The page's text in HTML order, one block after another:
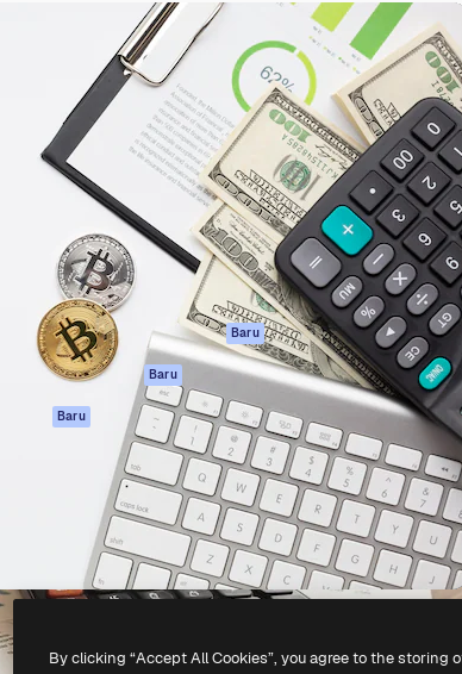
Produk
Spaces
Asisten AI
Generator gambar
Generator video AI
Generator suara AI
Konten stok
MCP untuk
Claude/ChatGPT
Baru
Baru
Aplikasi seluler
Mulai
Academy
Dokumentasi
Dukungan
Ketentuan
Penggunaan
Kebijakan privasi
Asli Baru
Kebijakan Cookie
Pusat kepercayaan
Afiliasi
Enterprise
Harga
Tentang
Reviews
Karier
Tren
Blog
Acara
Slidesgo
Jual
Ruang
Mencari
Hak cipta dilindungi undang-undang.
By clicking “Accept All Cookies”, you agree to the storing